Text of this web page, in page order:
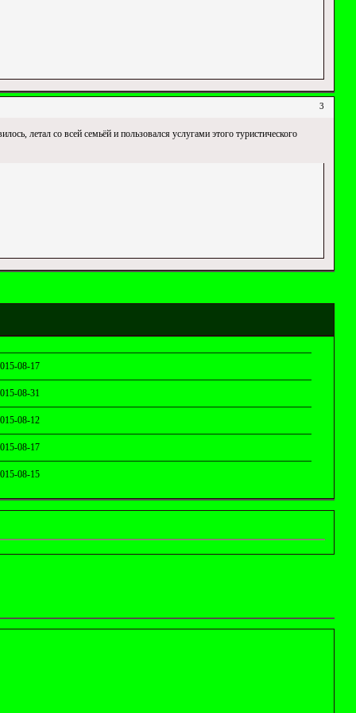
3
летал со всей семьёй и пользовался услугами этого туристического
08-17
08-31
08-12
08-17
08-15